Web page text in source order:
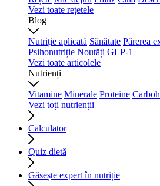
Vezi toate rețetele
Blog
Nutriție aplicată Sănătate Părerea
Psihonutriție Noutăți GLP-1
Vezi toate articolele
Nutrienți
Vitamine Minerale Proteine
Vezi toți nutrienții
Calculator
Quiz dietă
Găsește expert în nutriție